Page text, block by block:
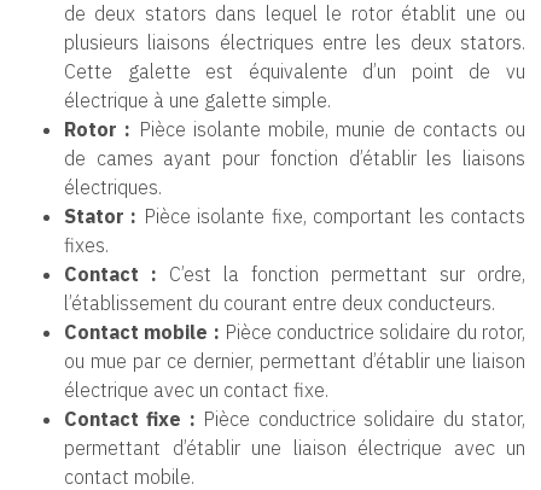
de deux stators dans lequel le rotor établit une ou
plusieurs liaisons électriques entre les deux stators.
Cette galette est équivalente d’un point de vu
électrique à une galette simple.
Rotor : Pièce isolante mobile, munie de contacts ou
de cames ayant pour fonction d’établir les liaisons
électriques.
Stator : Pièce isolante fixe, comportant les contacts
fixes.
Contact : C’est la fonction permettant sur ordre,
l’établissement du courant entre deux conducteurs.
Contact mobile : Pièce conductrice solidaire du rotor,
ou mue par ce dernier, permettant d’établir une liaison
électrique avec un contact fixe.
Contact fixe : Pièce conductrice solidaire du stator,
permettant d’établir une liaison électrique avec un
contact mobile.